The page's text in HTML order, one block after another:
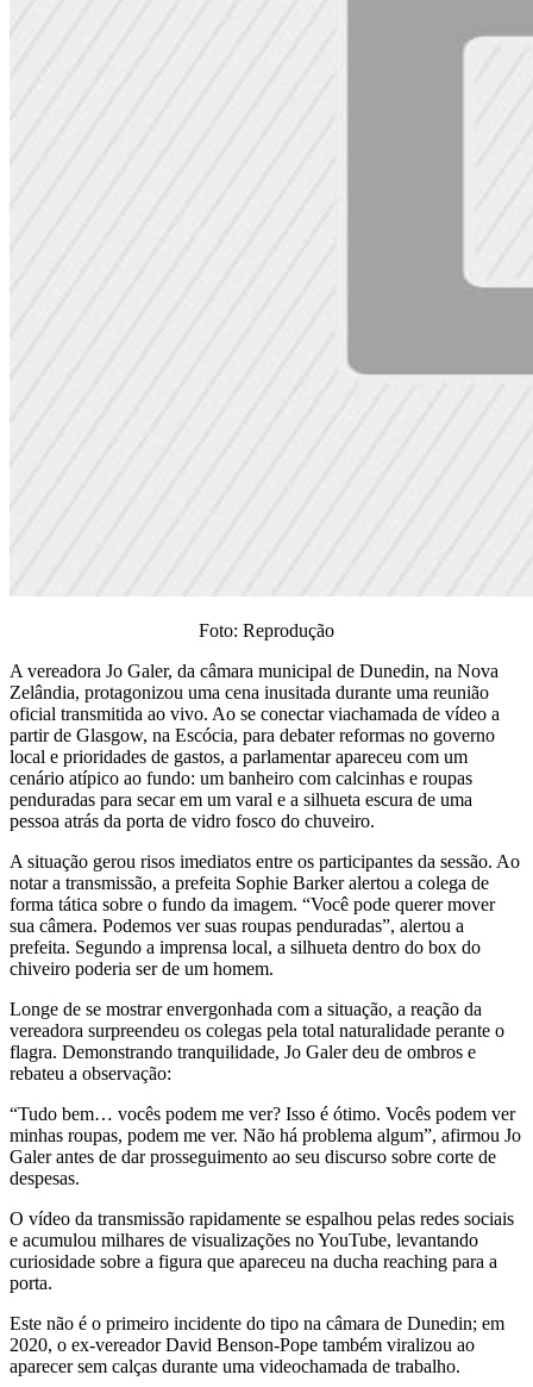
Foto: Reprodução
A vereadora Jo Galer, da câmara municipal de Dunedin, na Nova
Zelândia, protagonizou uma cena inusitada durante uma reunião
oficial transmitida ao vivo. Ao se conectar viachamada de vídeo a
partir de Glasgow, na Escócia, para debater reformas no governo
local e prioridades de gastos, a parlamentar apareceu com um
cenário atípico ao fundo: um banheiro com calcinhas e roupas
penduradas para secar em um varal e a silhueta escura de uma
pessoa atrás da porta de vidro fosco do chuveiro.
A situação gerou risos imediatos entre os participantes da sessão. Ao
notar a transmissão, a prefeita Sophie Barker alertou a colega de
forma tática sobre o fundo da imagem. “Você pode querer mover
sua câmera. Podemos ver suas roupas penduradas”, alertou a
prefeita. Segundo a imprensa local, a silhueta dentro do box do
chiveiro poderia ser de um homem.
Longe de se mostrar envergonhada com a situação, a reação da
vereadora surpreendeu os colegas pela total naturalidade perante o
flagra. Demonstrando tranquilidade, Jo Galer deu de ombros e
rebateu a observação:
“Tudo bem… vocês podem me ver? Isso é ótimo. Vocês podem ver
minhas roupas, podem me ver. Não há problema algum”, afirmou Jo
Galer antes de dar prosseguimento ao seu discurso sobre corte de
despesas.
O vídeo da transmissão rapidamente se espalhou pelas redes sociais
e acumulou milhares de visualizações no YouTube, levantando
curiosidade sobre a figura que apareceu na ducha reaching para a
porta.
Este não é o primeiro incidente do tipo na câmara de Dunedin; em
2020, o ex-vereador David Benson-Pope também viralizou ao
aparecer sem calças durante uma videochamada de trabalho.